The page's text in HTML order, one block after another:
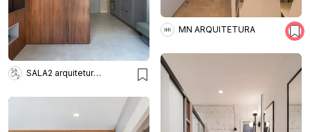
MN ARQUITETURA
SALA2 arquitetura e design